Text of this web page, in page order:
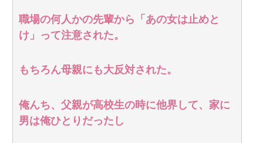
職場の何人かの先輩から「あの女は止めと
け」って注意された。
もちろん母親にも大反対された。
俺んち、父親が高校生の時に他界して、家に
男は俺ひとりだったし